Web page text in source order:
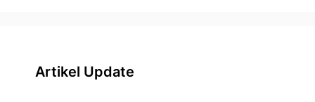
Artikel Update